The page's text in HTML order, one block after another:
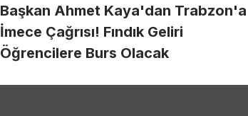
Başkan Ahmet Kaya'dan Trabzon'a
İmece Çağrısı! Fındık Geliri
Öğrencilere Burs Olacak